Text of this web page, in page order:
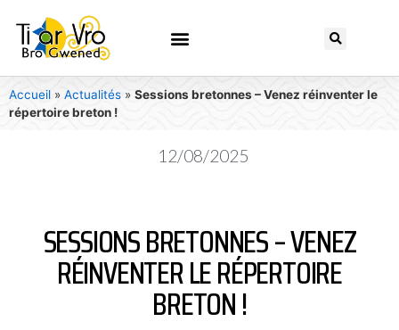
Accueil » Actualités » Sessions bretonnes – Venez réinventer le
répertoire breton !
12/08/2025
SESSIONS BRETONNES – VENEZ
RÉINVENTER LE RÉPERTOIRE
BRETON !